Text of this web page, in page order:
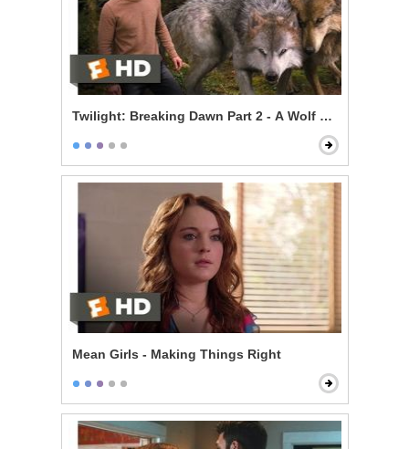
Twilight: Breaking Dawn Part 2 - A Wolf Thing
Mean Girls - Making Things Right